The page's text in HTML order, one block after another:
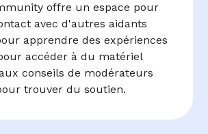
offre un espace pour
avec d'autres aidants
apprendre des expériences
accéder à du matériel
conseils de modérateurs
trouver du soutien.